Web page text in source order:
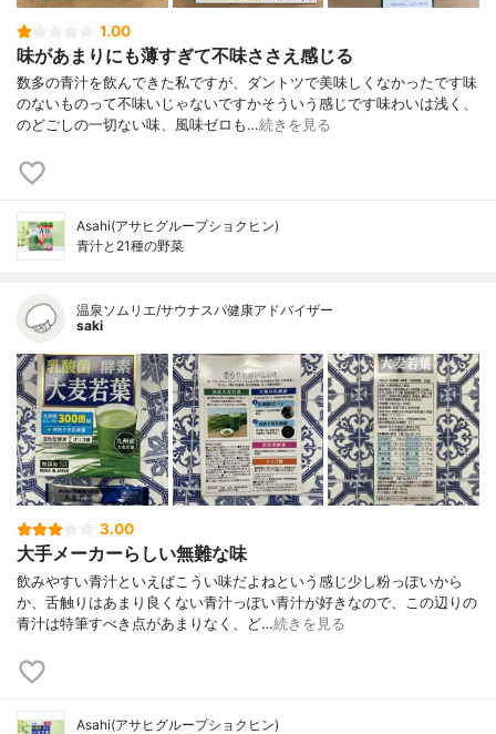
1.00
味があまりにも薄すぎて不味ささえ感じる
数多の青汁を飲んできた私ですが、ダントツで美味しくなかったです味
のないものって不味いじゃないですかそういう感じです味わいは浅く、
のどごしの一切ない味、風味ゼロも…続きを見る
Asahi(アサヒグループショクヒン)
青汁と21種の野菜
温泉ソムリエ/サウナスパ健康アドバイザー
saki
3.00
大手メーカーらしい無難な味
飲みやすい青汁といえばこうい味だよねという感じ少し粉っぽいから
か、舌触りはあまり良くない青汁っぽい青汁が好きなので、この辺りの
青汁は特筆すべき点があまりなく、ど…続きを見る
Asahi(アサヒグループショクヒン)